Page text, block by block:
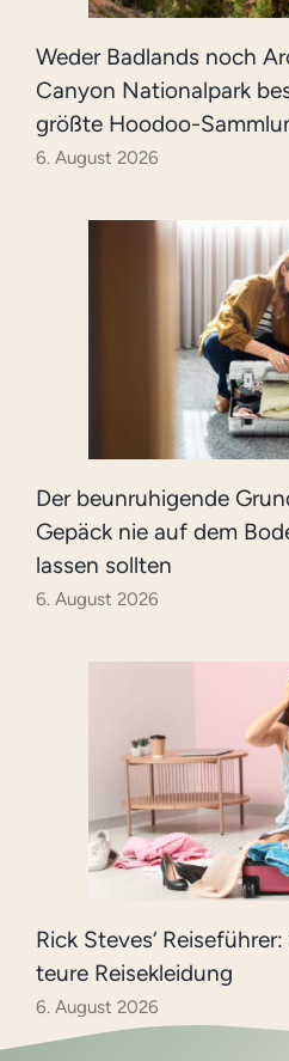
Weder Badlands noch
Canyon Nationalpark
größte Hoodoo-
6. August 2026
Der beunruhigende
Gepäck nie auf dem
lassen sollten
6. August 2026
Rick Steves‘
teure Reisekleidung
6. August 2026